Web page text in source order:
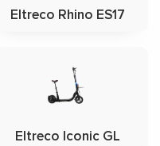
Eltreco Rhino ES17
Eltreco Iconic GL